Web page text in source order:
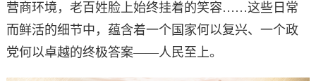
营商环境，老百姓脸上始终挂着的笑容……这些日常
而鲜活的细节中，蕴含着一个国家何以复兴、一个政
党何以卓越的终极答案——人民至上。